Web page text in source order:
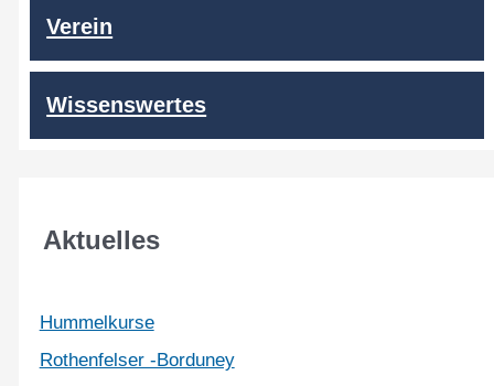
Verein
Wissenswertes
Aktuelles
Hummelkurse
Rothenfelser -Borduney